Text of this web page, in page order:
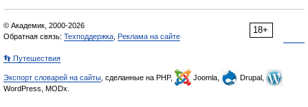
18+
© Академик, 2000-2026
Обратная связь: Техподдержка Реклама на сайте
👣 Путешествия
Экспорт словарей на сайты , сделанные на PHP, Joomla,
Drupal,
WordPress, MODx.